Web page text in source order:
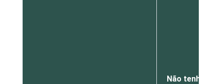
Não tenho